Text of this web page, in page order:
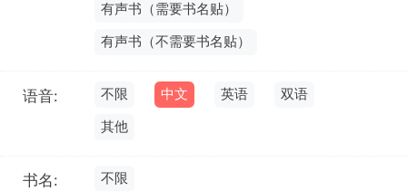
有声书（需要书名贴）
有声书（不需要书名贴）
语音: 不限 中文 英语
双语
其他
书名: 不限